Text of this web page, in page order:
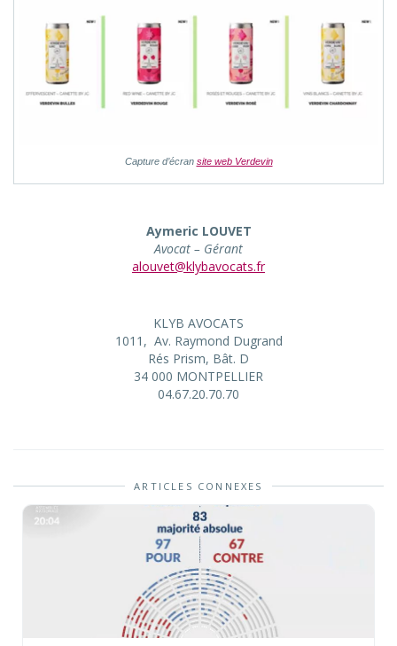
Capture d’écran site web Verdevin
Aymeric LOUVET
Avocat – Gérant
alouvet@klybavocats.fr
KLYB AVOCATS
1011, Av. Raymond Dugrand
Rés Prism, Bât. D
34 000 MONTPELLIER
04.67.20.70.70
ARTICLES CONNEXES